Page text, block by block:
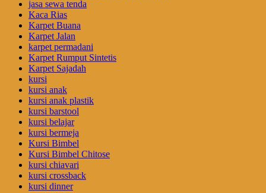
jasa sewa tenda
Kaca Rias
Karpet Buana
Karpet Jalan
karpet permadani
Karpet Rumput Sintetis
Karpet Sajadah
kursi
kursi anak
kursi anak plastik
kursi barstool
kursi belajar
kursi bermeja
Kursi Bimbel
Kursi Bimbel Chitose
kursi chiavari
kursi crossback
kursi dinner